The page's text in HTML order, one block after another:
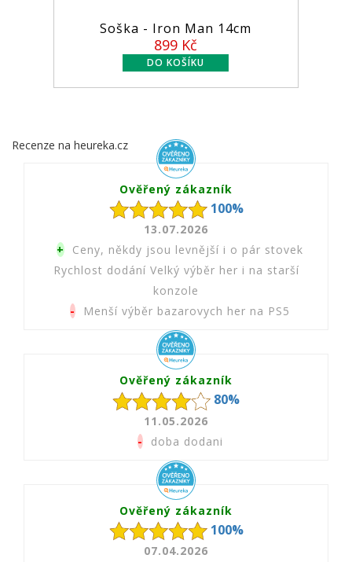
Soška - Iron Man 14cm
899 Kč
Recenze na heureka.cz
Ověřený zákazník
100%
13.07.2026
+ Ceny, někdy jsou levnější i o pár stovek
Rychlost dodání Velký výběr her i na starší
konzole
- Menší výběr bazarovych her na PS5
Ověřený zákazník
80%
11.05.2026
-doba dodani
Ověřený zákazník
100%
07.04.2026